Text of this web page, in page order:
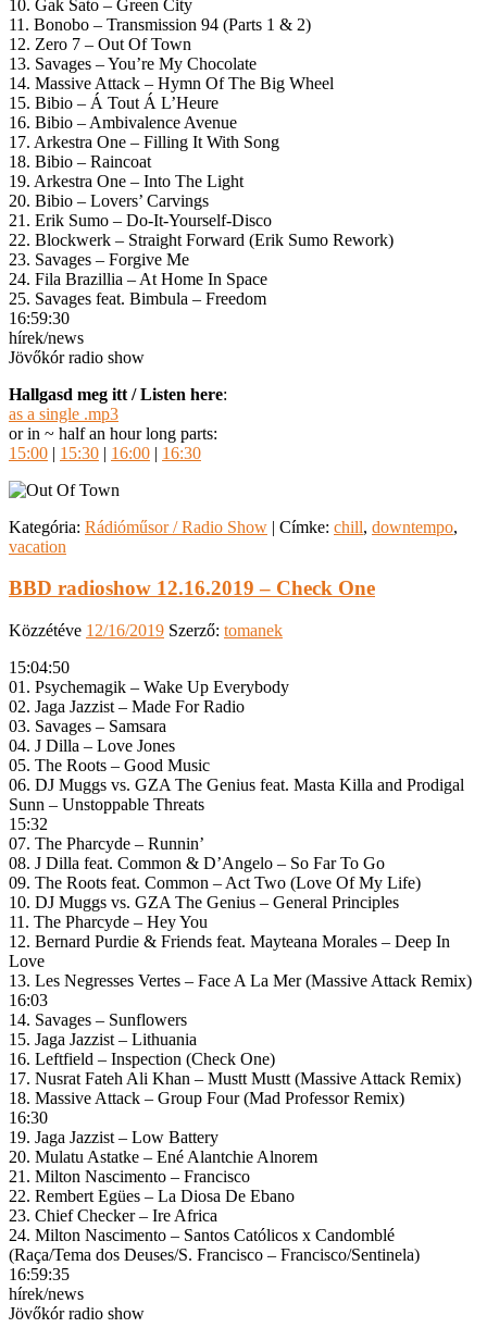
10. Gak Sato – Green City
11. Bonobo – Transmission 94 (Parts 1 & 2)
12. Zero 7 – Out Of Town
13. Savages – You’re My Chocolate
14. Massive Attack – Hymn Of The Big Wheel
15. Bibio – Á Tout Á L’Heure
16. Bibio – Ambivalence Avenue
17. Arkestra One – Filling It With Song
18. Bibio – Raincoat
19. Arkestra One – Into The Light
20. Bibio – Lovers’ Carvings
21. Erik Sumo – Do-It-Yourself-Disco
22. Blockwerk – Straight Forward (Erik Sumo Rework)
23. Savages – Forgive Me
24. Fila Brazillia – At Home In Space
25. Savages feat. Bimbula – Freedom
16:59:30
hírek/news
Jövőkór radio show
Hallgasd meg itt / Listen here:
as a single .mp3
or in ~ half an hour long parts:
15:00 | 15:30 | 16:00 | 16:30
Kategória: Rádióműsor / Radio Show | Címke: chill, downtempo,
vacation
BBD radioshow 12.16.2019 – Check One
Közzétéve 12/16/2019 Szerző: tomanek
15:04:50
01. Psychemagik – Wake Up Everybody
02. Jaga Jazzist – Made For Radio
03. Savages – Samsara
04. J Dilla – Love Jones
05. The Roots – Good Music
06. DJ Muggs vs. GZA The Genius feat. Masta Killa and Prodigal
Sunn – Unstoppable Threats
15:32
07. The Pharcyde – Runnin’
08. J Dilla feat. Common & D’Angelo – So Far To Go
09. The Roots feat. Common – Act Two (Love Of My Life)
10. DJ Muggs vs. GZA The Genius – General Principles
11. The Pharcyde – Hey You
12. Bernard Purdie & Friends feat. Mayteana Morales – Deep In
Love
13. Les Negresses Vertes – Face A La Mer (Massive Attack Remix)
16:03
14. Savages – Sunflowers
15. Jaga Jazzist – Lithuania
16. Leftfield – Inspection (Check One)
17. Nusrat Fateh Ali Khan – Mustt Mustt (Massive Attack Remix)
18. Massive Attack – Group Four (Mad Professor Remix)
16:30
19. Jaga Jazzist – Low Battery
20. Mulatu Astatke – Ené Alantchie Alnorem
21. Milton Nascimento – Francisco
22. Rembert Egües – La Diosa De Ebano
23. Chief Checker – Ire Africa
24. Milton Nascimento – Santos Católicos x Candomblé
(Raça/Tema dos Deuses/S. Francisco – Francisco/Sentinela)
16:59:35
hírek/news
Jövőkór radio show